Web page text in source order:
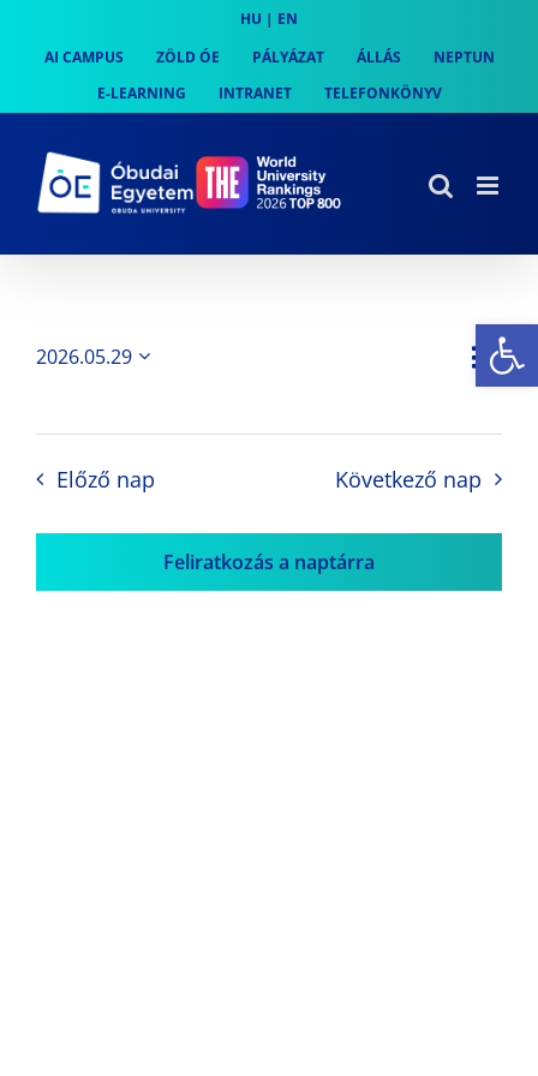
content
HU | EN
AI CAMPUS
ZÖLD ÓE PÁLYÁZAT ÁLLÁS
NEPTUN
E-LEARNING
INTRANET TELEFONKÖNYV
Nap
2026.05.29
Előző nap Következő nap
Feliratkozás a naptárra